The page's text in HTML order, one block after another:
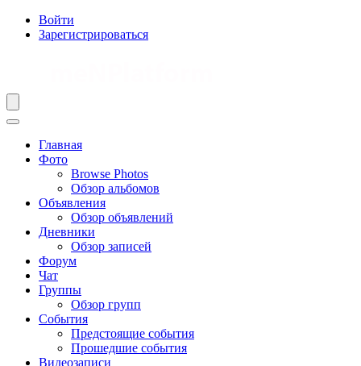
Войти
Зарегистрироваться
Главная
Фото
Browse Photos
Обзор альбомов
Объявления
Обзор объявлений
Дневники
Обзор записей
Форум
Чат
Группы
Обзор групп
События
Предстоящие события
Прошедшие события
Видеозаписи